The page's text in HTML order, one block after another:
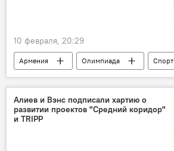
10 февраля, 20:29
Армения Олимпиада
Спорт
Новости Армения
Алиев и Вэнс подписали хартию о
развитии проектов "Средний коридор"
и TRIPP